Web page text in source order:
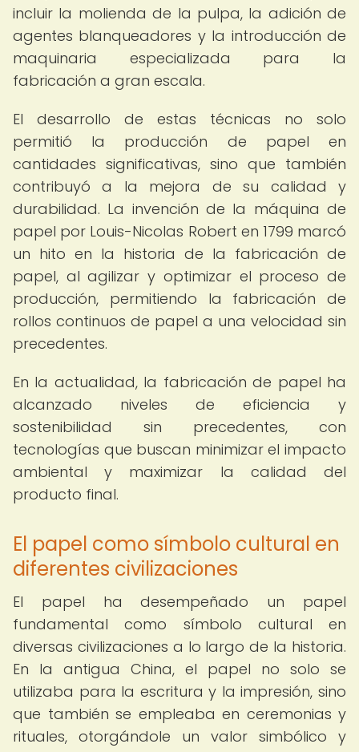
incluir la molienda de la pulpa, la adición de
agentes blanqueadores y la introducción de
maquinaria especializada para la
fabricación a gran escala.
El desarrollo de estas técnicas no solo
permitió la producción de papel en
cantidades significativas, sino que también
contribuyó a la mejora de su calidad y
durabilidad. La invención de la máquina de
papel por Louis-Nicolas Robert en 1799 marcó
un hito en la historia de la fabricación de
papel, al agilizar y optimizar el proceso de
producción, permitiendo la fabricación de
rollos continuos de papel a una velocidad sin
precedentes.
En la actualidad, la fabricación de papel ha
alcanzado niveles de eficiencia y
sostenibilidad sin precedentes, con
tecnologías que buscan minimizar el impacto
ambiental y maximizar la calidad del
producto final.
El papel como símbolo cultural en
diferentes civilizaciones
El papel ha desempeñado un papel
fundamental como símbolo cultural en
diversas civilizaciones a lo largo de la historia.
En la antigua China, el papel no solo se
utilizaba para la escritura y la impresión, sino
que también se empleaba en ceremonias y
rituales, otorgándole un valor simbólico y